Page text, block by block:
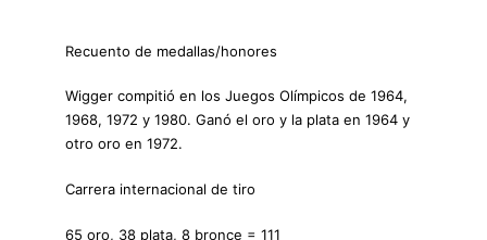
Recuento de medallas/honores
Wigger compitió en los Juegos Olímpicos de 1964,
1968, 1972 y 1980. Ganó el oro y la plata en 1964 y
otro oro en 1972.
Carrera internacional de tiro
65 oro, 38 plata, 8 bronce = 111